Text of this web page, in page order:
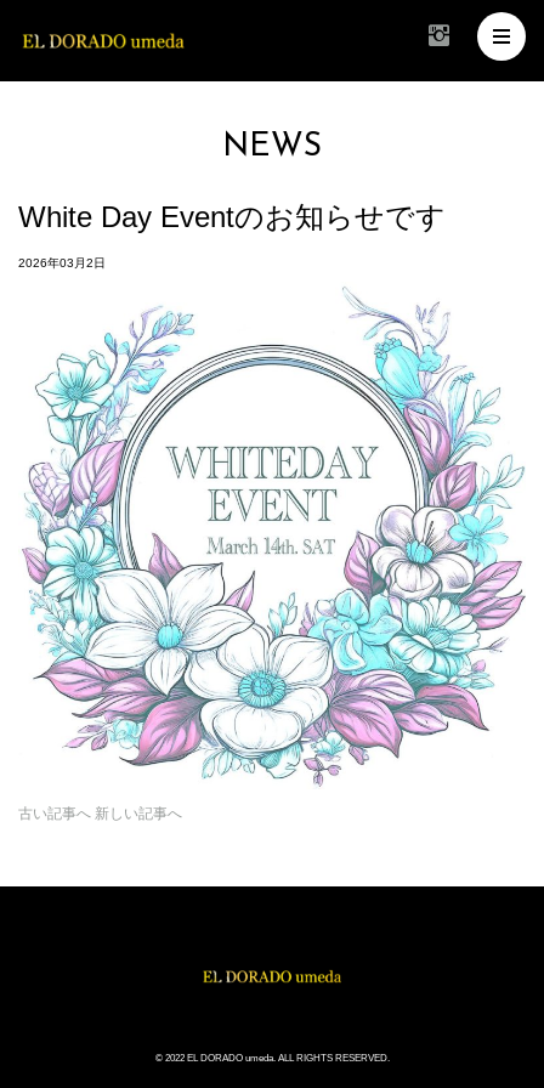
NEWS
White Day Eventのお知らせです
2026年03月2日
古い記事へ 新しい記事へ
© 2022 EL DORADO umeda. ALL RIGHTS RESERVED.